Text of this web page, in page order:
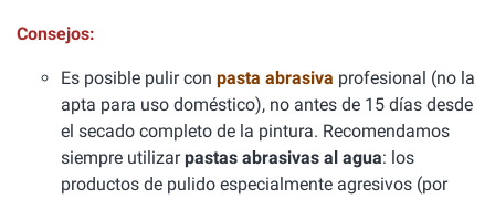
Consejos:
Es posible pulir con pasta abrasiva profesional (no la
apta para uso doméstico), no antes de 15 días desde
el secado completo de la pintura. Recomendamos
siempre utilizarpastas abrasivas al agua: los
productos de pulido especialmente agresivos (por